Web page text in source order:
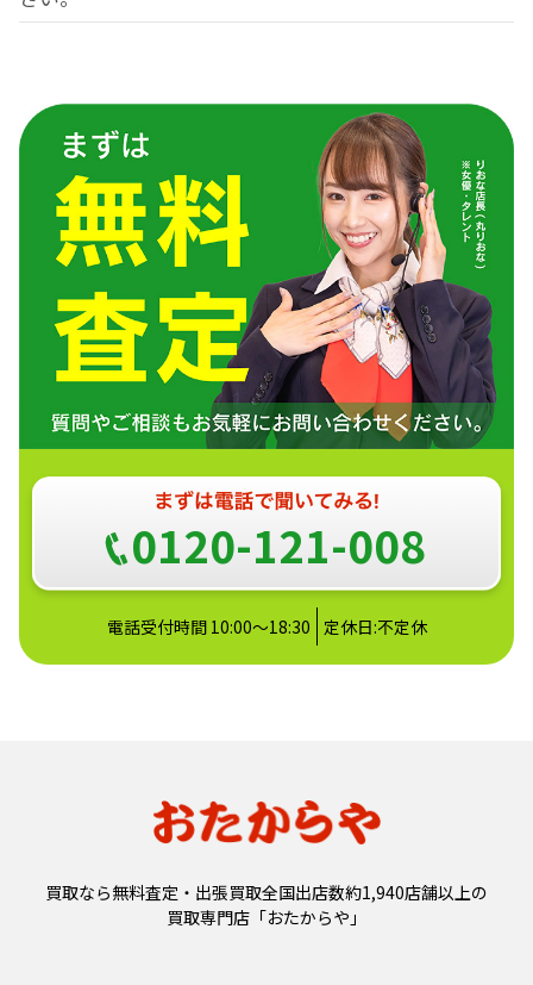
0120-121-008
電話受付時間 10:00～18:30 定休日:不定休
買取なら無料査定・出張買取全国出店数約1,940店舗以上の
買取専門店「おたからや」